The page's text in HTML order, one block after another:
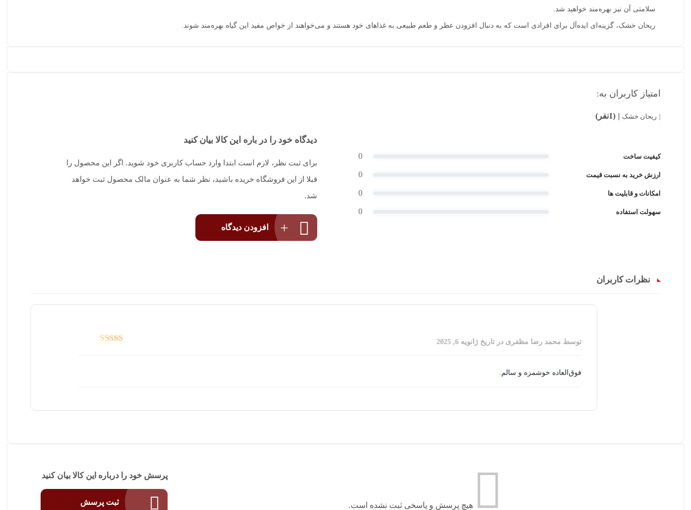
سلامتی آن نیز بهره‌مند خواهید شد.
ریحان خشک، گزینه‌ای ایده‌آل برای افرادی است که به دنبال افزودن عطر و طعم طبیعی به غذاهای خود هستند و می‌خواهند از خواص مفید این گیاه بهره‌مند شوند.
امتیاز کاربران به:
ریحان خشک (1نفر)
کیفیت ساخت 0
ارزش خرید به نسبت قیمت 0
امکانات و قابلیت ها 0
سهولت استفاده 0
دیدگاه خود را در باره این کالا بیان کنید
برای ثبت نظر، لازم است ابتدا وارد حساب کاربری خود شوید. اگر این محصول را
قبلا از این فروشگاه خریده باشید، نظر شما به عنوان مالک محصول ثبت خواهد
شد.
افزودن دیدگاه
نظرات کاربران
توسط محمد رضا مظفری در تاریخ ژانویه 6, 2025
فوق‌العاده خوشمزه و سالم.
هیچ پرسش و پاسخی ثبت نشده است.
پرسش خود را درباره این کالا بیان کنید
ثبت پرسش